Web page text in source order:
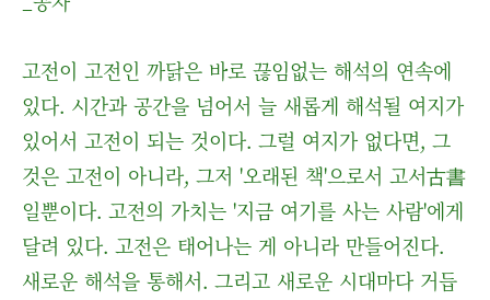
고전이 고전인 까닭은 바로 끊임없는 해석의 연속에
있다. 시간과 공간을 넘어서 늘 새롭게 해석될 여지가
있어서 고전이 되는 것이다. 그럴 여지가 없다면, 그
것은 고전이 아니라, 그저 '오래된 책'으로서 고서古書
일뿐이다. 고전의 가치는 '지금 여기를 사는 사람'에게
달려 있다. 고전은 태어나는 게 아니라 만들어진다.
새로운 해석을 통해서. 그리고 새로운 시대마다 거듭